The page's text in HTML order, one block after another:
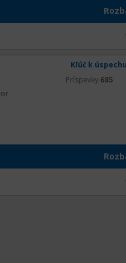
Kľúč k úspechu
Príspevky 685